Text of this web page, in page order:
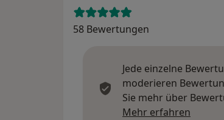
58 Bewertungen
Jede einzelne
moderieren
Sie mehr über
Mehr erfahren